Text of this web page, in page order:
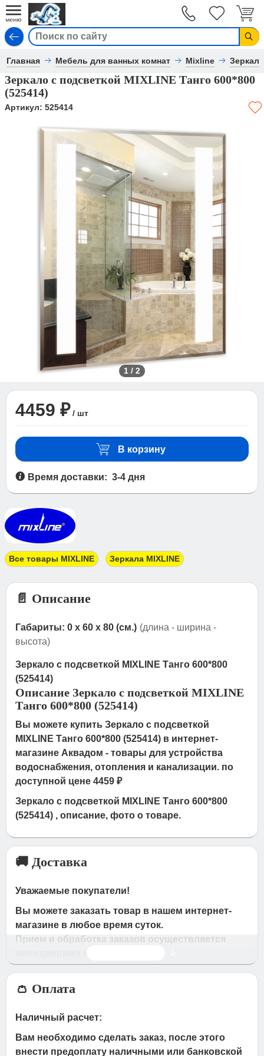
Главная Мебель для ванных комнат Mixline Зеркала
Зеркало с подсветкой MIXLINE Танго 600*800
(525414)
Артикул: 525414
1 / 2
4459 ₽ / шт
В корзину
Время доставки: 3-4 дня
Все товары MIXLINE Зеркала MIXLINE
📄 Описание
Габариты: 0 x 60 x 80 (см.) (длина - ширина -
высота)
Зеркало с подсветкой MIXLINE Танго 600*800
(525414)
Описание Зеркало с подсветкой MIXLINE
Танго 600*800 (525414)
Вы можете купить Зеркало с подсветкой
MIXLINE Танго 600*800 (525414) в интернет-
магазине Аквадом - товары для устройства
водоснабжения, отопления и канализации. по
доступной цене 4459 ₽
Зеркало с подсветкой MIXLINE Танго 600*800
(525414) , описание, фото о товаре.
🚚 Доставка
Уважаемые покупатели!
Вы можете заказать товар в нашем интернет-
магазине в любое время суток.
Прием и обработка заказов осуществляется
Время работы магазина:
с 09:00 дo 19:00
часа с Вами свяжется наш менеджер для
👛 Оплата
Наличный расчет:
Вам необходимо сделать заказ, после этого
внести предоплату наличными или банковской